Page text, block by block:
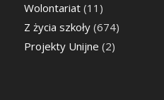
Wolontariat(11)
Z życia szkoły(674)
Projekty Unijne (2)